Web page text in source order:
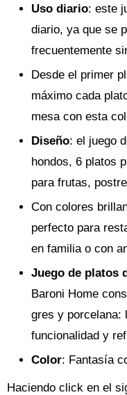
Uso diario: este
diario, ya que se
frecuentemente
Desde el primer
máximo cada
mesa con esta
Diseño: el juego
hondos, 6 platos
para frutas,
Con colores
perfecto para
en familia o con
Juego de platos
Baroni Home
gres y porcelana:
funcionalidad y
Color: Fantasía
Haciendo click en el